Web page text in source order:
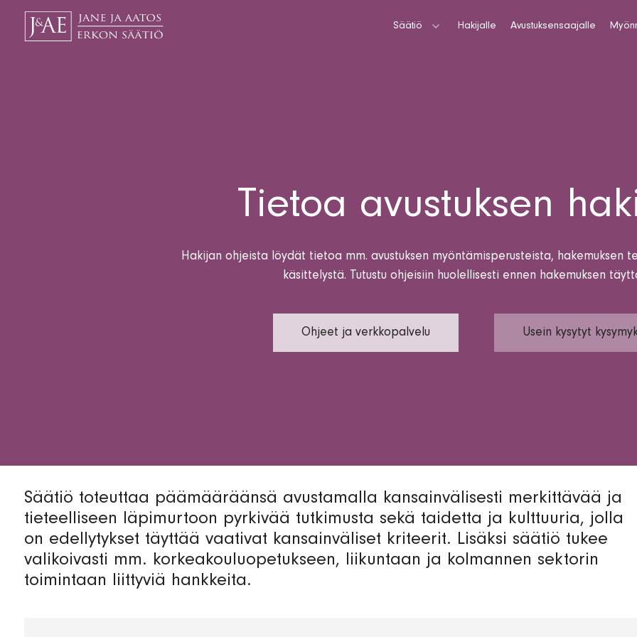
Säätiö
Yhteystiedot
Hakijalle Avustuksensaajalle
Tietoa avustuksen
Hakijan ohjeista löydät tietoa mm. avustuksen myöntämisperusteista, hakemuksen
käsittelystä. Tutustu ohjeisiin huolellisesti ennen hakemuksen
Ohjeet ja verkkopalvelu Usein kysytyt
Säätiö toteuttaa päämääräänsä avustamalla kansainvälisesti merkittävää ja
tieteelliseen läpimurtoon pyrkivää tutkimusta sekä taidetta ja kulttuuria, jolla
on edellytykset täyttää vaativat kansainväliset kriteerit. Lisäksi säätiö tukee
valikoivasti mm. korkeakouluopetukseen, liikuntaan ja kolmannen sektorin
toimintaan liittyviä hankkeita.